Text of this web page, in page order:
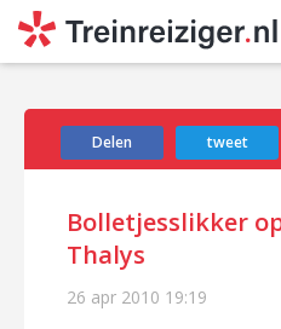
Delen tweet
Bolletjesslikker
Thalys
26 apr 2010 19:19